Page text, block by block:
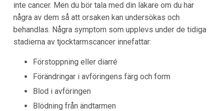
inte cancer. Men du bör tala med din läkare om du har
några av dem så att orsaken kan undersökas och
behandlas. Några symptom som upplevs under de tidiga
stadierna av tjocktarmscancer innefattar:
Förstoppning eller diarré
Förändringar i avföringens färg och form
Blod i avföringen
Blödning från ändtarmen